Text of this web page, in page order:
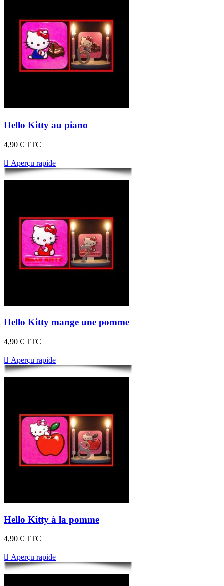
Hello Kitty au piano
4,90 € TTC
 Aperçu rapide
Hello Kitty mange une pomme
4,90 € TTC
 Aperçu rapide
Hello Kitty à la pomme
4,90 € TTC
 Aperçu rapide